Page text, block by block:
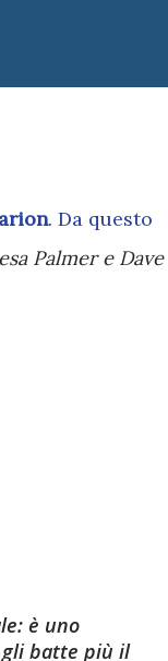
. Da questo
Palmer e Dave
è uno
batte più il